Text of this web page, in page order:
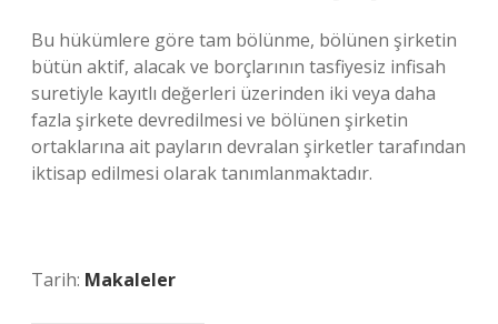
Bu hükümlere göre tam bölünme, bölünen şirketin
bütün aktif, alacak ve borçlarının tasfiyesiz infisah
suretiyle kayıtlı değerleri üzerinden iki veya daha
fazla şirkete devredilmesi ve bölünen şirketin
ortaklarına ait payların devralan şirketler tarafından
iktisap edilmesi olarak tanımlanmaktadır.
Tarih: Makaleler